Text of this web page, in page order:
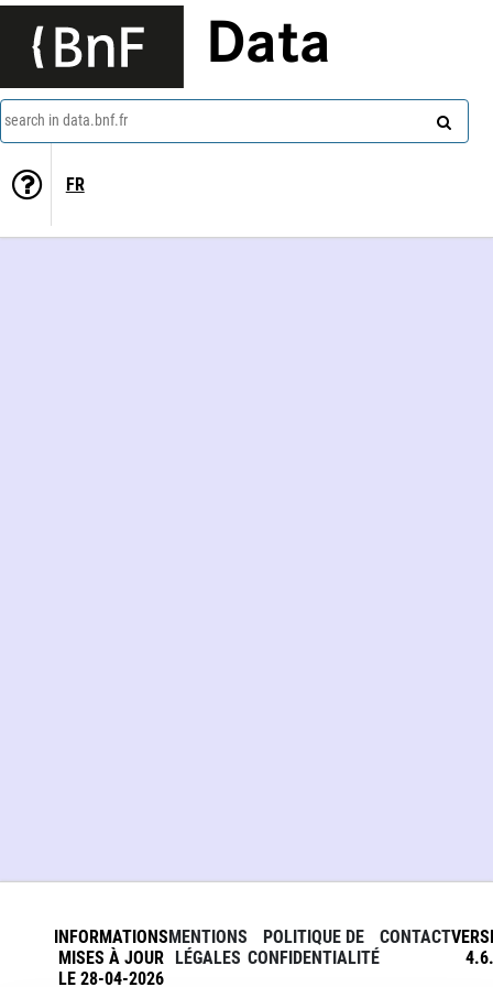
Data
search in data.bnf.fr
FR
INFORMATIONS
MISES À JOUR
LE 28-04-2026
MENTIONS
LÉGALES
POLITIQUE DE
CONFIDENTIALITÉ
CONTACT